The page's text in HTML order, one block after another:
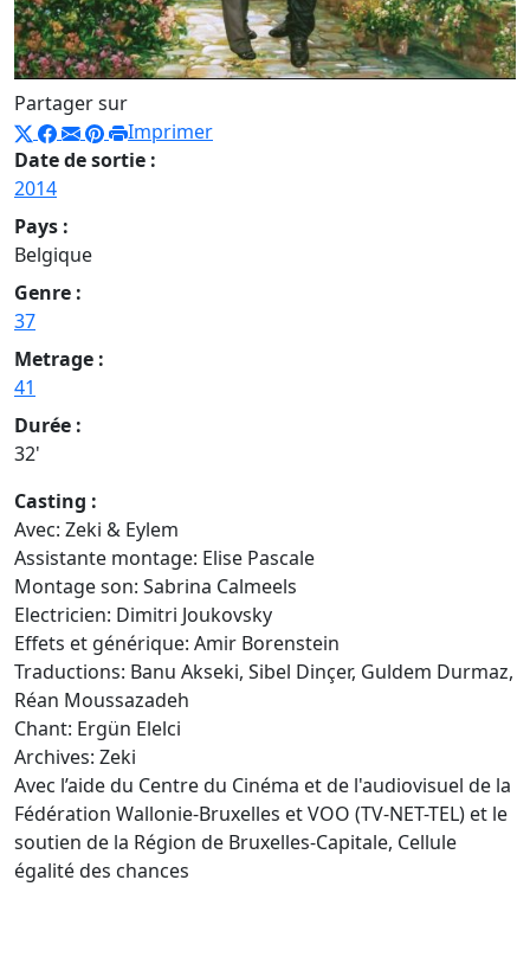
Partager sur
Imprimer
Date de sortie :
2014
Pays :
Belgique
Genre :
37
Metrage :
41
Durée :
32'
Casting :
Avec: Zeki & Eylem
Assistante montage: Elise Pascale
Montage son: Sabrina Calmeels
Electricien: Dimitri Joukovsky
Effets et générique: Amir Borenstein
Traductions: Banu Akseki, Sibel Dinçer, Guldem Durmaz,
Réan Moussazadeh
Chant: Ergün Elelci
Archives: Zeki
Avec l’aide du Centre du Cinéma et de l'audiovisuel de la
Fédération Wallonie-Bruxelles et VOO (TV-NET-TEL) et le
soutien de la Région de Bruxelles-Capitale, Cellule
égalité des chances